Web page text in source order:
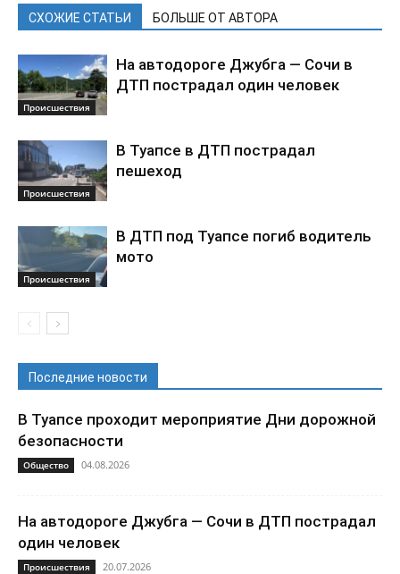
СХОЖИЕ СТАТЬИ БОЛЬШЕ ОТ АВТОРА
Происшествия
На автодороге Джубга — Сочи в
ДТП пострадал один человек
Происшествия
В Туапсе в ДТП пострадал
пешеход
Происшествия
В ДТП под Туапсе погиб водитель
мото
Последние новости
В Туапсе проходит мероприятие Дни дорожной
безопасности
Общество 04.08.2026
На автодороге Джубга — Сочи в ДТП пострадал
один человек
Происшествия 20.07.2026